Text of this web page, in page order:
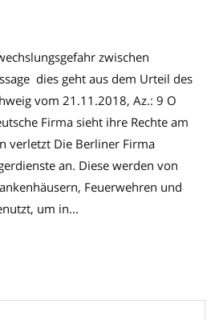
zwischen
dies geht aus dem Urteil des
vom 21.11.2018, Az.: 9 O
Firma sieht ihre Rechte am
verletzt Die Berliner Firma
an. Diese werden von
Feuerwehren und
um in...